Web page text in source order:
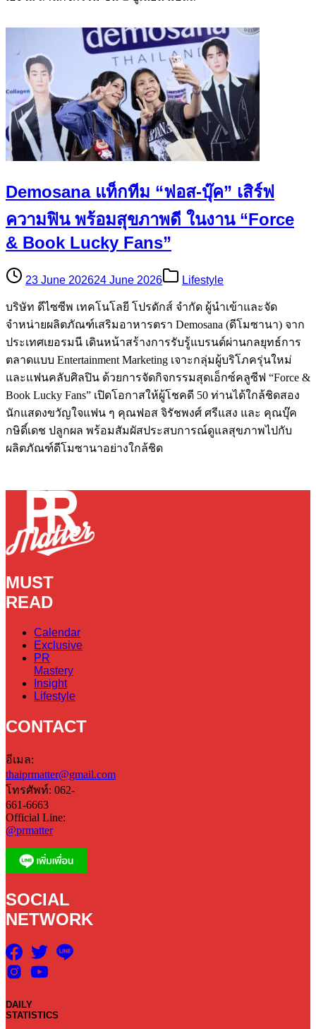
Demosana แท็กทีม “ฟอส-บุ๊ค” เสิร์ฟ
ความฟิน พร้อมสุขภาพดี ในงาน “Force
& Book Lucky Fans”
23 June 202624 June 2026 Lifestyle
บริษัท ดีไซซีพ เทคโนโลยี โปรดักส์ จำกัด ผู้นำเข้าและจัด
จำหน่ายผลิตภัณฑ์เสริมอาหารตรา Demosana (ดีโมซานา) จาก
ประเทศเยอรมนี เดินหน้าสร้างการรับรู้แบรนด์ผ่านกลยุทธ์การ
ตลาดแบบ Entertainment Marketing เจาะกลุ่มผู้บริโภครุ่นใหม่
และแฟนคลับศิลปิน ด้วยการจัดกิจกรรมสุดเอ็กซ์คลูซีฟ “Force &
Book Lucky Fans” เปิดโอกาสให้ผู้โชคดี 50 ท่านได้ใกล้ชิดสอง
นักแสดงขวัญใจแฟน ๆ คุณฟอส จิรัชพงศ์ ศรีแสง และ คุณบุ๊ค
กษิดิ์เดช ปลูกผล พร้อมสัมผัสประสบการณ์ดูแลสุขภาพไปกับ
ผลิตภัณฑ์ดีโมซานาอย่างใกล้ชิด
MUST
READ
Calendar
Exclusive
PR
Mastery
Insight
Lifestyle
CONTACT
อีเมล:
thaiprmatter@gmail.com
โทรศัพท์: 062-
661-6663
Official Line:
@prmatter
SOCIAL
NETWORK
DAILY
STATISTICS